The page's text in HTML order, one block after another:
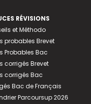
RÉVISIONS
et Méthodo
probables Brevet
Probables Bac
corrigés Brevet
corrigés Bac
Bac de Français
Parcoursup 2026